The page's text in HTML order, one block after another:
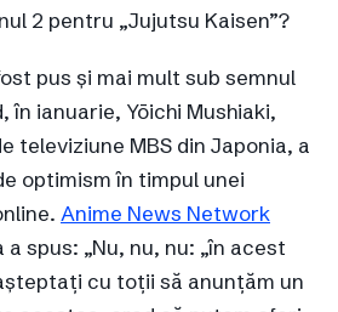
2 pentru „Jujutsu Kaisen”?
pus și mai mult sub semnul
ianuarie, Yōichi Mushiaki,
televiziune MBS din Japonia, a
optimism în timpul unei
Anime News Network
spus: „Nu, nu, nu: „în acest
cu toții să anunțăm un